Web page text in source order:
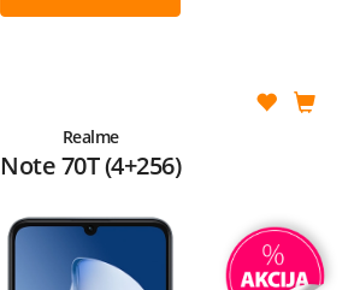
Realme
Note 70T (4+256)